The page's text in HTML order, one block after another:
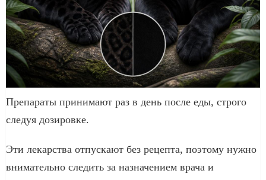
Препараты принимают раз в день после еды, строго
следуя дозировке.
Эти лекарства отпускают без рецепта, поэтому нужно
внимательно следить за назначением врача и